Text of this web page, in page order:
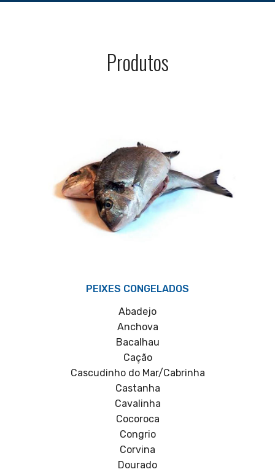
Produtos
PEIXES CONGELADOS
Abadejo
Anchova
Bacalhau
Cação
Cascudinho do Mar/Cabrinha
Castanha
Cavalinha
Cocoroca
Congrio
Corvina
Dourado